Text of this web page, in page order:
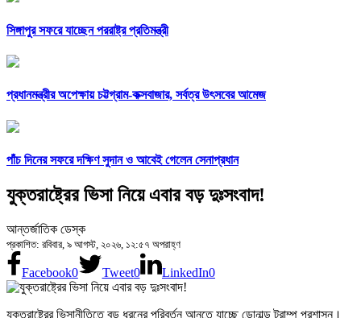
সিঙ্গাপুর সফরে যাচ্ছেন পররাষ্ট্র প্রতিমন্ত্রী
প্রধানমন্ত্রীর অপেক্ষায় চট্টগ্রাম-কক্সবাজার, সর্বত্র উৎসবের আমেজ
পাঁচ দিনের সফরে দক্ষিণ সুদান ও আবেই গেলেন সেনাপ্রধান
যুক্তরাষ্ট্রের ভিসা নিয়ে এবার বড় দুঃসংবাদ!
আন্তর্জাতিক ডেস্ক
প্রকাশিত: রবিবার, ৯ আগস্ট, ২০২৬, ১২:৫৭ অপরাহ্ণ
Facebook0 Tweet0 LinkedIn0
যুক্তরাষ্ট্রের ভিসানীতিতে বড় ধরনের পরিবর্তন আনতে যাচ্ছে ডোনাল্ড ট্রাম্প প্রশাসন।